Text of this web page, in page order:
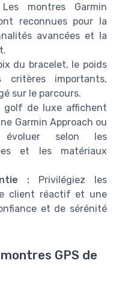
montres Garmin
reconnues pour la
avancées et la
du bracelet, le poids
critères importants,
sur le parcours.
golf de luxe affichent
Garmin Approach ou
selon les
et les matériaux
:Privilégiez les
client réactif et une
et de sérénité
GPS de